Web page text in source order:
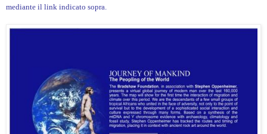
mediante il link indicato sopra.